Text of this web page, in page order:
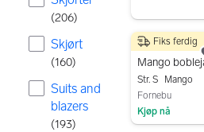
(206)
Skjørt
(160)
Suits and
blazers
(193)
350 kr
Str. S
Mango
Fornebu
Kjøp nå
Fiks ferdig